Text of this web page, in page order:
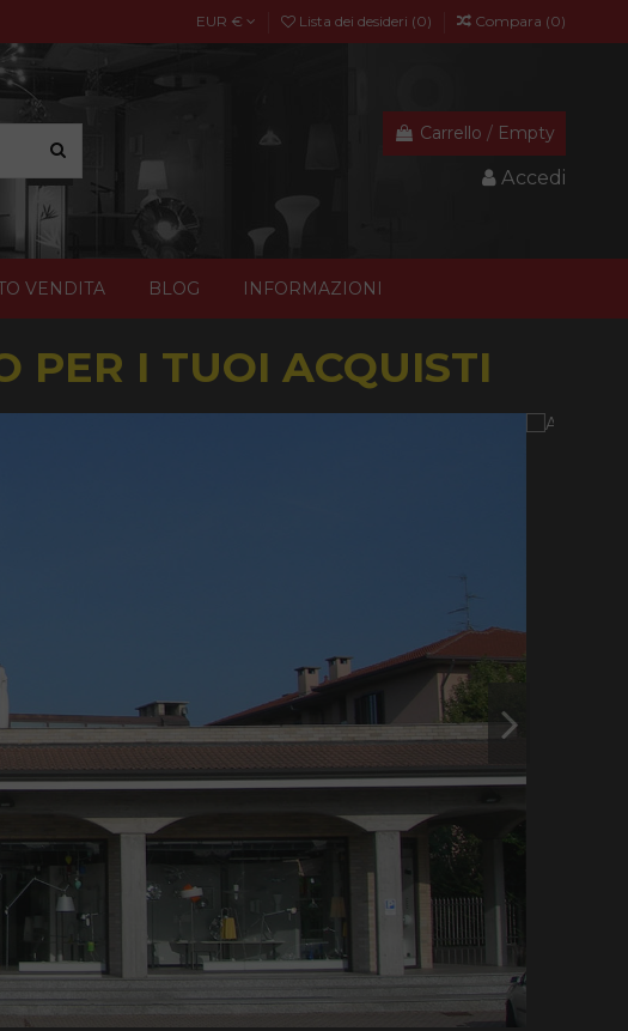
EUR € Lista dei desideri (0) Compara (0)
Carrello / Empty
Accedi
VENDITA BLOG INFORMAZIONI
PER I TUOI ACQUISTI